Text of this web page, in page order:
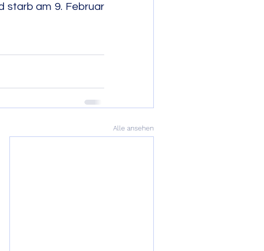
starb am 9. Februar
York City.
Alle ansehen